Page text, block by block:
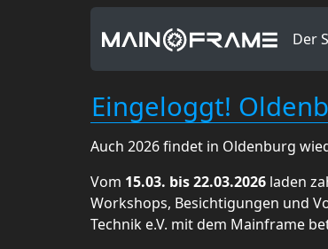
Der
Eingeloggt!
Auch 2026 findet in Oldenburg
Vom 15.03. bis 22.03.2026 laden
Workshops, Besichtigungen und
Technik e.V. mit dem Mainframe